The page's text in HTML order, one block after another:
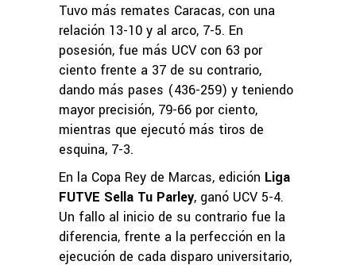
Tuvo más remates Caracas, con una
relación 13-10 y al arco, 7-5. En
posesión, fue más UCV con 63 por
ciento frente a 37 de su contrario,
dando más pases (436-259) y teniendo
mayor precisión, 79-66 por ciento,
mientras que ejecutó más tiros de
esquina, 7-3.
En la Copa Rey de Marcas, edición Liga
FUTVE Sella Tu Parley, ganó UCV 5-4.
Un fallo al inicio de su contrario fue la
diferencia, frente a la perfección en la
ejecución de cada disparo universitario,